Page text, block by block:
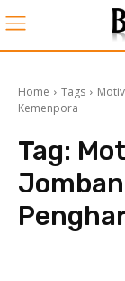
Home Tags
Kemenpora
Tag: